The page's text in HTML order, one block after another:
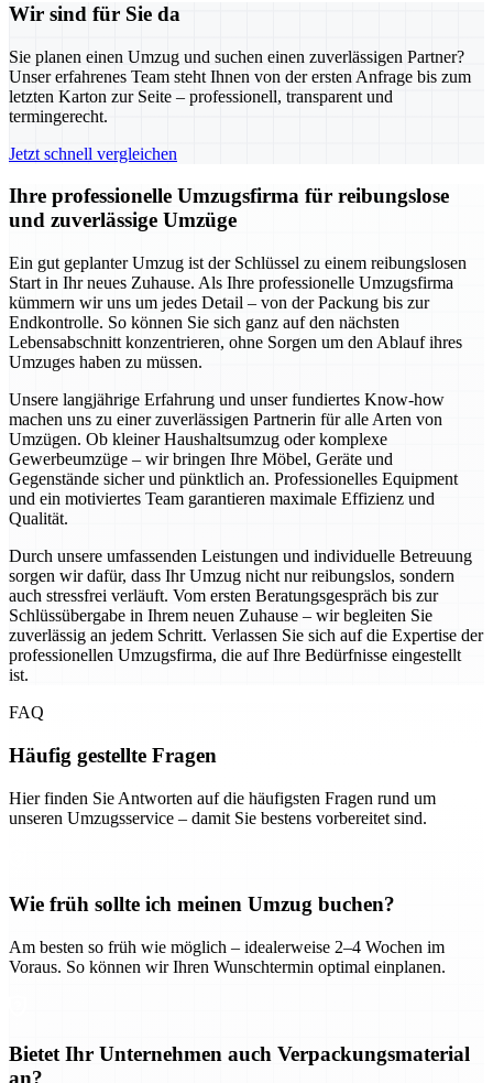
Wir sind für Sie da
Sie planen einen Umzug und suchen einen zuverlässigen Partner?
Unser erfahrenes Team steht Ihnen von der ersten Anfrage bis zum
letzten Karton zur Seite – professionell, transparent und
termingerecht.
Jetzt schnell vergleichen
Ihre professionelle Umzugsfirma für reibungslose
und zuverlässige Umzüge
Ein gut geplanter Umzug ist der Schlüssel zu einem reibungslosen
Start in Ihr neues Zuhause. Als Ihre professionelle Umzugsfirma
kümmern wir uns um jedes Detail – von der Packung bis zur
Endkontrolle. So können Sie sich ganz auf den nächsten
Lebensabschnitt konzentrieren, ohne Sorgen um den Ablauf ihres
Umzuges haben zu müssen.
Unsere langjährige Erfahrung und unser fundiertes Know-how
machen uns zu einer zuverlässigen Partnerin für alle Arten von
Umzügen. Ob kleiner Haushaltsumzug oder komplexe
Gewerbeumzüge – wir bringen Ihre Möbel, Geräte und
Gegenstände sicher und pünktlich an. Professionelles Equipment
und ein motiviertes Team garantieren maximale Effizienz und
Qualität.
Durch unsere umfassenden Leistungen und individuelle Betreuung
sorgen wir dafür, dass Ihr Umzug nicht nur reibungslos, sondern
auch stressfrei verläuft. Vom ersten Beratungsgespräch bis zur
Schlüssübergabe in Ihrem neuen Zuhause – wir begleiten Sie
zuverlässig an jedem Schritt. Verlassen Sie sich auf die Expertise der
professionellen Umzugsfirma, die auf Ihre Bedürfnisse eingestellt
ist.
FAQ
Häufig gestellte Fragen
Hier finden Sie Antworten auf die häufigsten Fragen rund um
unseren Umzugsservice – damit Sie bestens vorbereitet sind.
Wie früh sollte ich meinen Umzug buchen?
Am besten so früh wie möglich – idealerweise 2–4 Wochen im
Voraus. So können wir Ihren Wunschtermin optimal einplanen.
Bietet Ihr Unternehmen auch Verpackungsmaterial
an?